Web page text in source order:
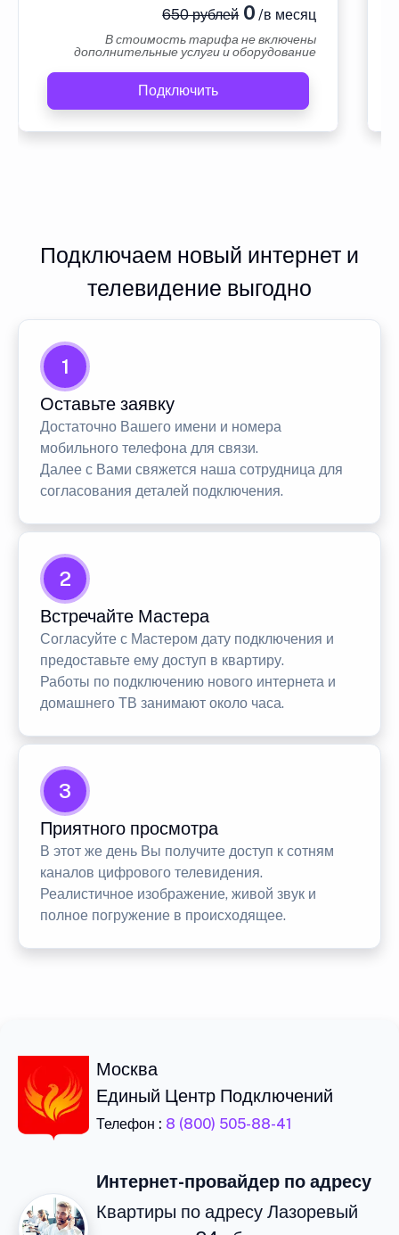
650 рублей0 /в месяц
В стоимость тарифа не включены
дополнительные услуги и оборудование
Подключить
Подключаем новый интернет и
телевидение выгодно
1
Оставьте заявку
Достаточно Вашего имени и номера
мобильного телефона для связи.
Далее с Вами свяжется наша сотрудница для
согласования деталей подключения.
2
Встречайте Мастера
Согласуйте с Мастером дату подключения и
предоставьте ему доступ в квартиру.
Работы по подключению нового интернета и
домашнего ТВ занимают около часа.
3
Приятного просмотра
В этот же день Вы получите доступ к сотням
каналов цифрового телевидения.
Реалистичное изображение, живой звук и
полное погружение в происходящее.
Москва
Единый Центр Подключений
Телефон : 8 (800) 505-88-41
Интернет-провайдер по адресу
Квартиры по адресу Лазоревый